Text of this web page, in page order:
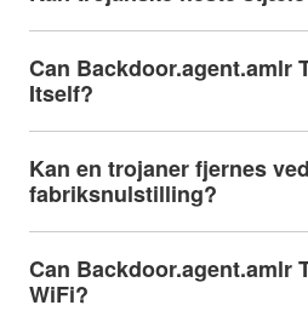
Can Backdoor.agent.amlr
Itself?
Kan en trojaner fjernes ved
fabriksnulstilling?
Can Backdoor.agent.amlr
WiFi?